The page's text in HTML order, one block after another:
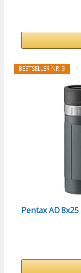
BESTSELLER NR. 3
Pentax AD